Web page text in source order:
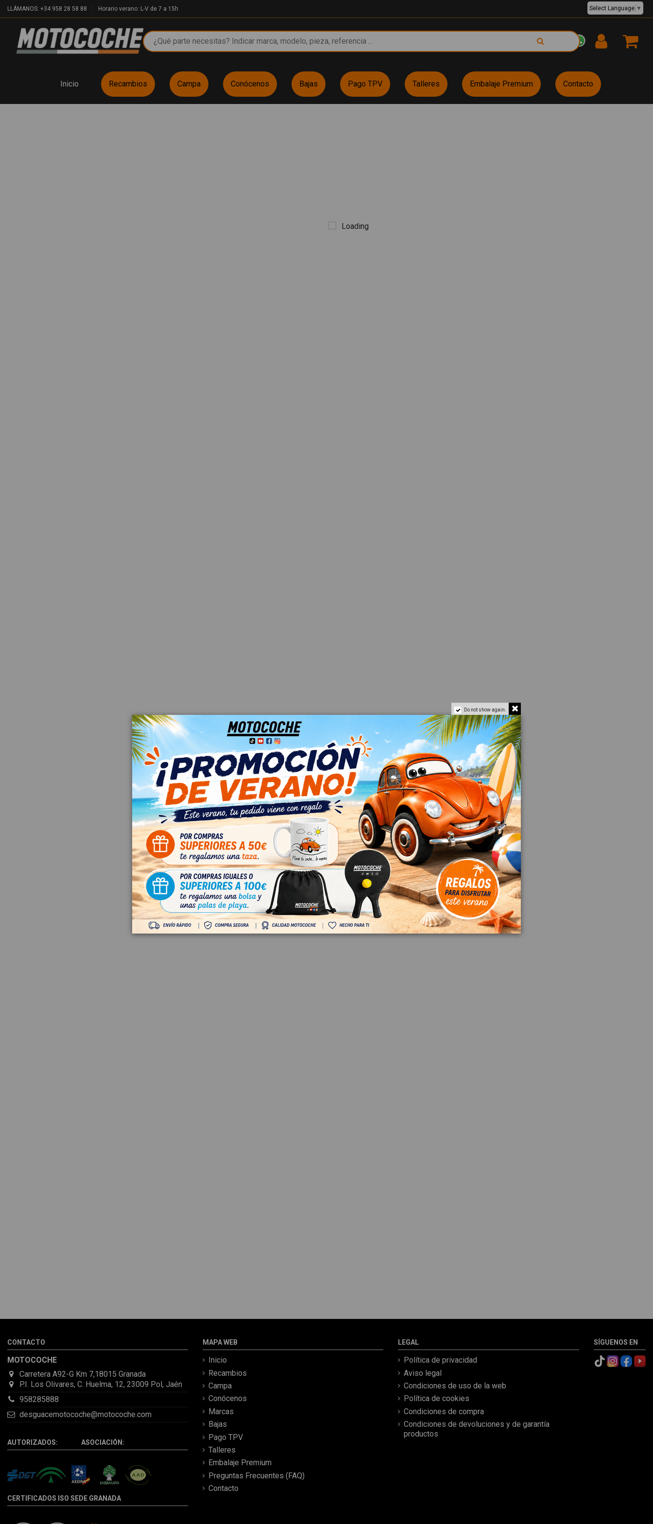
LLÁMANOS: +34 958 28 58 88 Horario verano: L-V de 7 a 15h EUR €
Select Language ▼
Inicio Recambios Campa Conócenos Bajas Pago TPV Talleres Embalaje Premium Contacto
CONTACTO
MOTOCOCHE
Carretera A92-G Km 7,18015 Granada
P.I. Los Olivares, C. Huelma, 12, 23009 Pol, Jaén
958285888
desguacemotocoche@motocoche.com
AUTORIZADOS: ASOCIACIÓN:
CERTIFICADOS ISO SEDE GRANADA
MAPA WEB
Inicio
Recambios
Campa
Conócenos
Marcas
Bajas
Pago TPV
Talleres
Embalaje Premium
Preguntas Frecuentes (FAQ)
Contacto
LEGAL
Política de privacidad
Aviso legal
Condiciones de uso de la web
Política de cookies
Condiciones de compra
Condiciones de devoluciones y de garantía
productos
SÍGUENOS EN
Do not show again.